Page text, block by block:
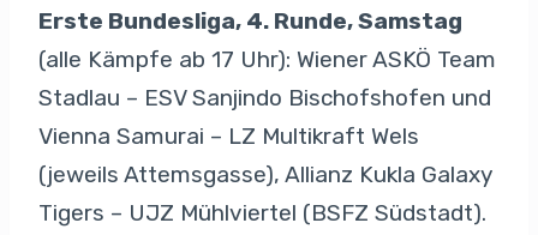
Erste Bundesliga, 4. Runde, Samstag
(alle Kämpfe ab 17 Uhr): Wiener ASKÖ Team
Stadlau – ESV Sanjindo Bischofshofen und
Vienna Samurai – LZ Multikraft Wels
(jeweils Attemsgasse), Allianz Kukla Galaxy
Tigers – UJZ Mühlviertel (BSFZ Südstadt).